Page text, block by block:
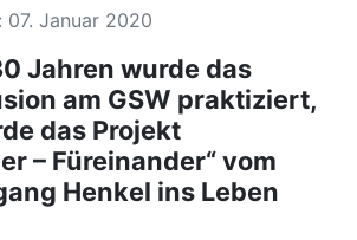
Januar 2020
Jahren wurde das
am GSW praktiziert,
das Projekt
– Füreinander“ vom
Henkel ins Leben